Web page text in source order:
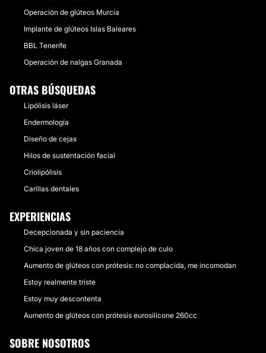
Operación de glúteos Murcia
Implante de glúteos Islas Baleares
BBL Tenerife
Operación de nalgas Granada
OTRAS BÚSQUEDAS
Lipólisis láser
Endermología
Diseño de cejas
Hilos de sustentación facial
Criolipólisis
Carillas dentales
EXPERIENCIAS
Decepcionada y sin paciencia
Chica joven de 18 años con complejo de culo
Aumento de glúteos con prótesis: no complacida, me incomodan
Estoy realmente triste
Estoy muy descontenta
Aumento de glúteos con prótesis eurosilicone 260cc
SOBRE NOSOTROS